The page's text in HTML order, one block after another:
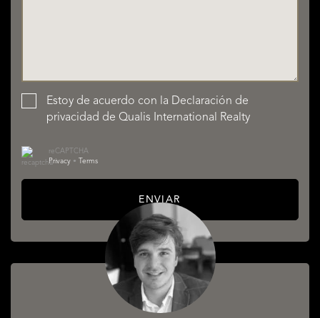
Estoy de acuerdo con la Declaración de
privacidad de Qualis International Realty
reCAPTCHA
Privacy • Terms
ENVIAR